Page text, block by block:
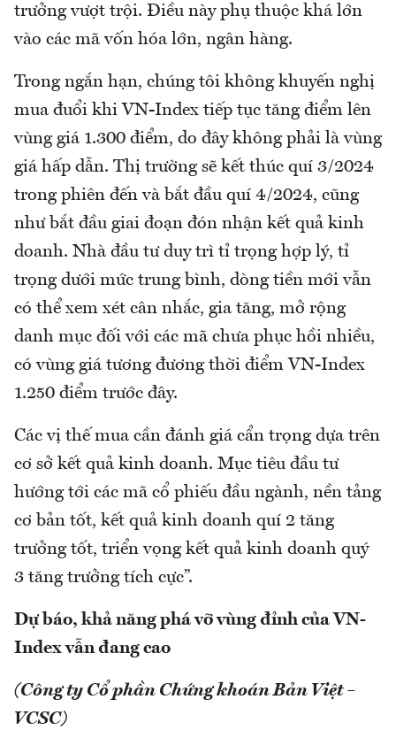
trưởng vượt trội. Điều này phụ thuộc khá lớn
vào các mã vốn hóa lớn, ngân hàng.
Trong ngắn hạn, chúng tôi không khuyến nghị
mua đuổi khi VN-Index tiếp tục tăng điểm lên
vùng giá 1.300 điểm, do đây không phải là vùng
giá hấp dẫn. Thị trường sẽ kết thúc quí 3/2024
trong phiên đến và bắt đầu quí 4/2024, cũng
như bắt đầu giai đoạn đón nhận kết quả kinh
doanh. Nhà đầu tư duy trì tỉ trọng hợp lý, tỉ
trọng dưới mức trung bình, dòng tiền mới vẫn
có thể xem xét cân nhắc, gia tăng, mở rộng
danh mục đối với các mã chưa phục hồi nhiều,
có vùng giá tương đương thời điểm VN-Index
1.250 điểm trước đây.
Các vị thế mua cần đánh giá cẩn trọng dựa trên
cơ sở kết quả kinh doanh. Mục tiêu đầu tư
hướng tới các mã cổ phiếu đầu ngành, nền tảng
cơ bản tốt, kết quả kinh doanh quí 2 tăng
trưởng tốt, triển vọng kết quả kinh doanh quý
3 tăng trưởng tích cực”.
Dự báo, khả năng phá vỡ vùng đỉnh của VN-
Index vẫn đang cao
(Công ty Cổ phần Chứng khoán Bản Việt –
VCSC)